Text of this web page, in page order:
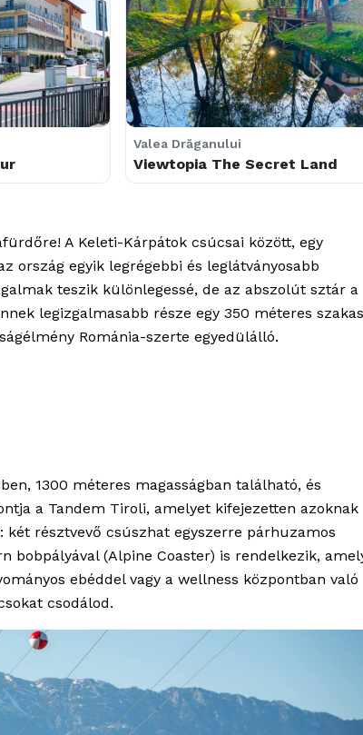
Valea Drăganului
Viewtopia The Secret Land
A Keleti-Kárpátok csúcsai között, egy
ország egyik legrégebbi és leglátványosabb
teszik különlegessé, de az abszolút sztár a
legizgalmasabb része egy 350 méteres
Románia-szerte egyedülálló.
1300 méteres magasságban található, és
a Tandem Tiroli, amelyet kifejezetten azoknak
résztvevő csúszhat egyszerre párhuzamos
bobpályával (Alpine Coaster) is rendelkezik,
ebéddel vagy a wellness központban való
csodálod.